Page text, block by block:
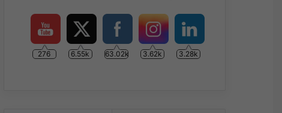
276 6.55k 63.02k 3.62k 3.28k